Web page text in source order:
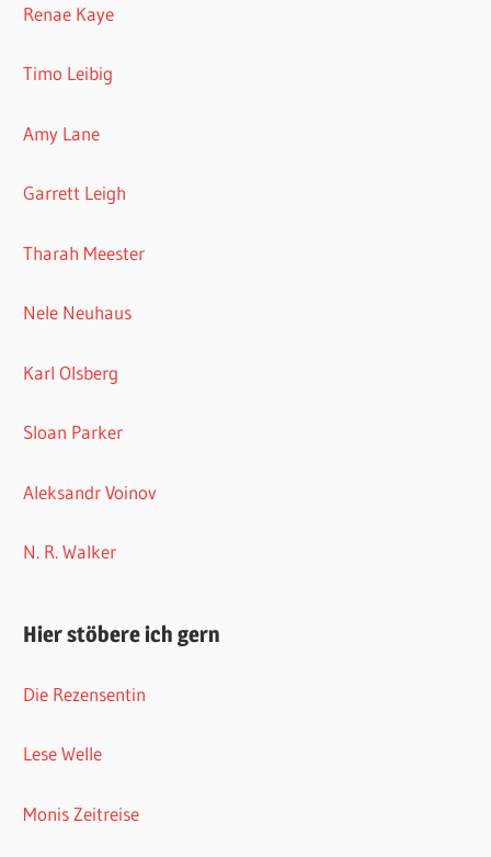
Renae Kaye
Timo Leibig
Amy Lane
Garrett Leigh
Tharah Meester
Nele Neuhaus
Karl Olsberg
Sloan Parker
Aleksandr Voinov
N. R. Walker
Hier stöbere ich gern
Die Rezensentin
Lese Welle
Monis Zeitreise